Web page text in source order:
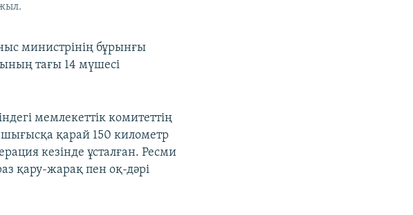
министрінің бұрынғы
тағы 14 мүшесі
мемлекеттік комитеттің
қарай 150 километр
кезінде ұсталған. Ресми
қару-жарақ пен оқ-дәрі